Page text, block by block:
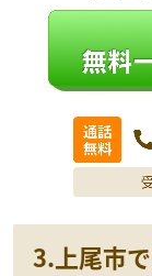
3.上尾市